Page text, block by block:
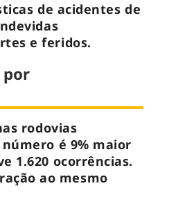
de acidentes de
e feridos.
por
rodovias
é 9% maior
1.620 ocorrências.
ao mesmo